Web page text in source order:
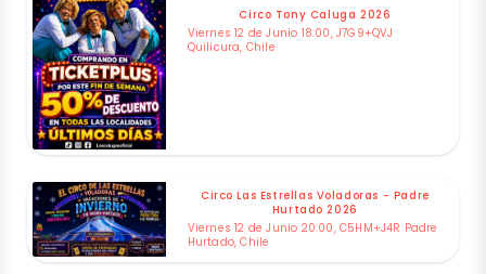
Circo Tony Caluga 2026
Viernes 12 de Junio 18:00, J7G9+QVJ
Quilicura, Chile
Circo Las Estrellas Voladoras - Padre
Hurtado 2026
Viernes 12 de Junio 20:00, C5HM+J4R Padre
Hurtado, Chile